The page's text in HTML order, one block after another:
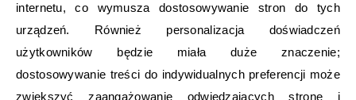
internetu, co wymusza dostosowywanie stron do tych
urządzeń. Również personalizacja doświadczeń
użytkowników będzie miała duże znaczenie;
dostosowywanie treści do indywidualnych preferencji może
zwiększyć zaangażowanie odwiedzających stronę i